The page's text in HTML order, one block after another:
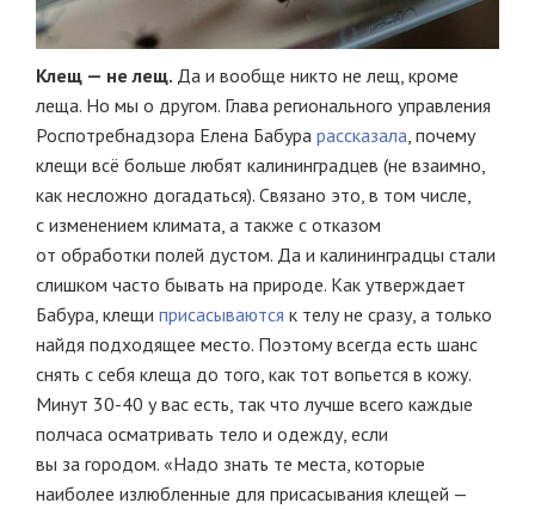
Клещ — не лещ. Да и вообще никто не лещ, кроме
леща. Но мы о другом. Глава регионального управления
Роспотребнадзора Елена Бабура рассказала, почему
клещи всё больше любят калининградцев (не взаимно,
как несложно догадаться). Связано это, в том числе,
с изменением климата, а также с отказом
от обработки полей дустом. Да и калининградцы стали
слишком часто бывать на природе. Как утверждает
Бабура, клещи присасываются к телу не сразу, а только
найдя подходящее место. Поэтому всегда есть шанс
снять с себя клеща до того, как тот вопьется в кожу.
Минут 30-40 у вас есть, так что лучше всего каждые
полчаса осматривать тело и одежду, если
вы за городом. «Надо знать те места, которые
наиболее излюбленные для присасывания клещей —